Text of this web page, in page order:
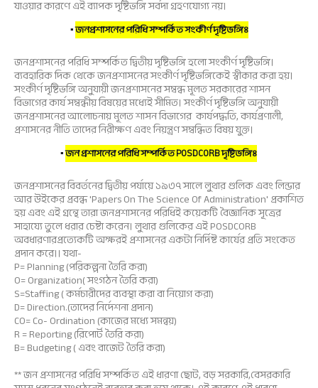
যাওয়ার কারণে এই ব্যাপক দৃষ্টিভঙ্গি সর্বদা গ্রহণযোগ্য নয়।
▪জনপ্রশাসনের পরিধি সম্পর্কিত সংকীর্ণ দৃষ্টিভঙ্গিঃ
জনপ্রশাসনের পরিধি সম্পর্কিত দ্বিতীয় দৃষ্টিভঙ্গি হলো সংকীর্ণ দৃষ্টিভঙ্গি।
ব্যবহারিক দিক থেকে জনপ্রশাসনের সংকীর্ণ দৃষ্টিভঙ্গিকেই স্বীকার করা হয়।
সংকীর্ণ দৃষ্টিভঙ্গি অনুযায়ী জনপ্রশাসনের সম্বন্ধ মূলত সরকারের শাসন
বিভাগের কার্য সম্বন্ধীয় বিষয়ের মধ্যেই সীমিত। সংকীর্ণ দৃষ্টিভঙ্গি অনুযায়ী
জনপ্রশাসনের আলোচনায় মূলত শাসন বিভাগের কার্যপদ্ধতি, কার্যপ্রণালী,
প্রশাসনের নীতি তাদের নিরীক্ষণ এবং নিয়ন্ত্রণ সম্বন্ধিত বিষয় যুক্ত।
▪জন প্রশাসনের পরিধি সম্পর্কিত POSDCORB দৃষ্টিভঙ্গিঃ
জনপ্রশাসনের বিবর্তনের দ্বিতীয় পর্যায়ে ১৯৩৭ সালে লুথার গুলিক এবং লিন্ডার
আর উইকের প্রবন্ধ 'Papers On The Science Of Administration' প্রকাশিত
হয় এবং এই গ্রন্থে তারা জনপ্রশাসনের পরিধিই কয়েকটি বৈজ্ঞানিক সূত্রের
সাহায্যে তুলে ধরার চেষ্টা করেন। লুথার গুলিকের এই POSDCORB
অবধারণারপ্রত্যেকটি অক্ষরই প্রশাসনের একটা নির্দিষ্ট কার্যের প্রতি সংকেত
প্রদান করে।। যথা-
P= Planning (পরিকল্পনা তৈরি করা)
O= Organization( সংগঠন তৈরি করা)
S=Staffing ( কর্মচারীদের ব্যবস্থা করা বা নিয়োগ করা)
D= Direction.(তাদের নির্দেশনা প্রদান)
CO= Co- Ordination (কাজের মধ্যে সমন্বয়)
R = Reporting (রিপোর্ট তৈরি করা)
B= Budgeting ( এবং বাজেট তৈরি করা)
** জন প্রশাসনের পরিধি সম্পর্কিত এই ধারণা ছোট, বড় সরকারি,বেসরকারি